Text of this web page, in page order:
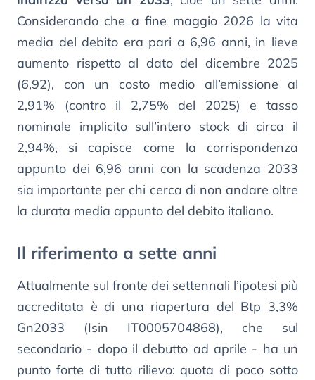
Considerando che a fine maggio 2026 la vita
media del debito era pari a 6,96 anni, in lieve
aumento rispetto al dato del dicembre 2025
(6,92), con un costo medio all’emissione al
2,91% (contro il 2,75% del 2025) e tasso
nominale implicito sull’intero stock di circa il
2,94%, si capisce come la corrispondenza
appunto dei 6,96 anni con la scadenza 2033
sia importante per chi cerca di non andare oltre
la durata media appunto del debito italiano.
Il riferimento a sette anni
Attualmente sul fronte dei settennali l’ipotesi più
accreditata è di una riapertura del Btp 3,3%
Gn2033 (Isin IT0005704868), che sul
secondario - dopo il debutto ad aprile - ha un
punto forte di tutto rilievo: quota di poco sotto